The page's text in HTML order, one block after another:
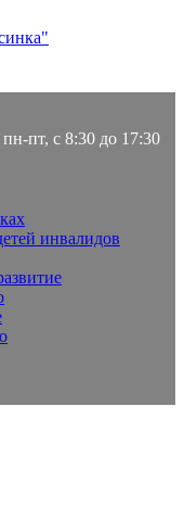
пт, с 8:30 до 17:30
инвалидов